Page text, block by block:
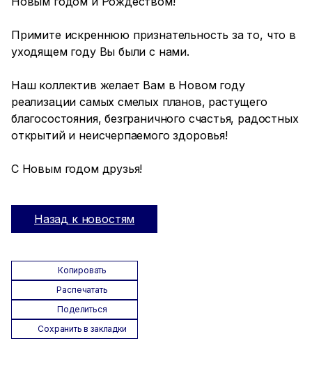
Примите искреннюю признательность за то, что в
уходящем году Вы были с нами.
Наш коллектив желает Вам в Новом году
реализации самых смелых планов, растущего
благосостояния, безграничного счастья, радостных
открытий и неисчерпаемого здоровья!
С Новым годом друзья!
Назад к новостям
Копировать
Распечатать
Поделиться
Сохранить в закладки